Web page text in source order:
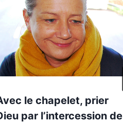
le chapelet, prier
par l’intercession de